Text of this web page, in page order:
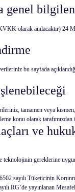
genel
olarak anılacaktır) 24
bu sayfada
tamamen veya
konu olarak
ve
gereklerine
sayılı Tüketicinin
RG’de yayınlanan